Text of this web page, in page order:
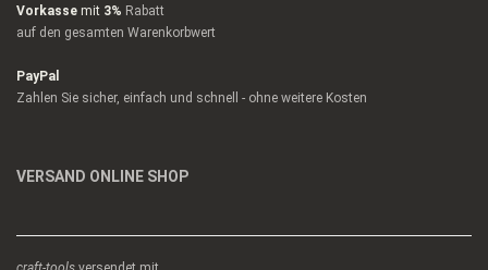
Vorkasse mit 3% Rabatt
auf den gesamten Warenkorbwert
PayPal
Zahlen Sie sicher, einfach und schnell - ohne weitere Kosten
VERSAND ONLINE SHOP